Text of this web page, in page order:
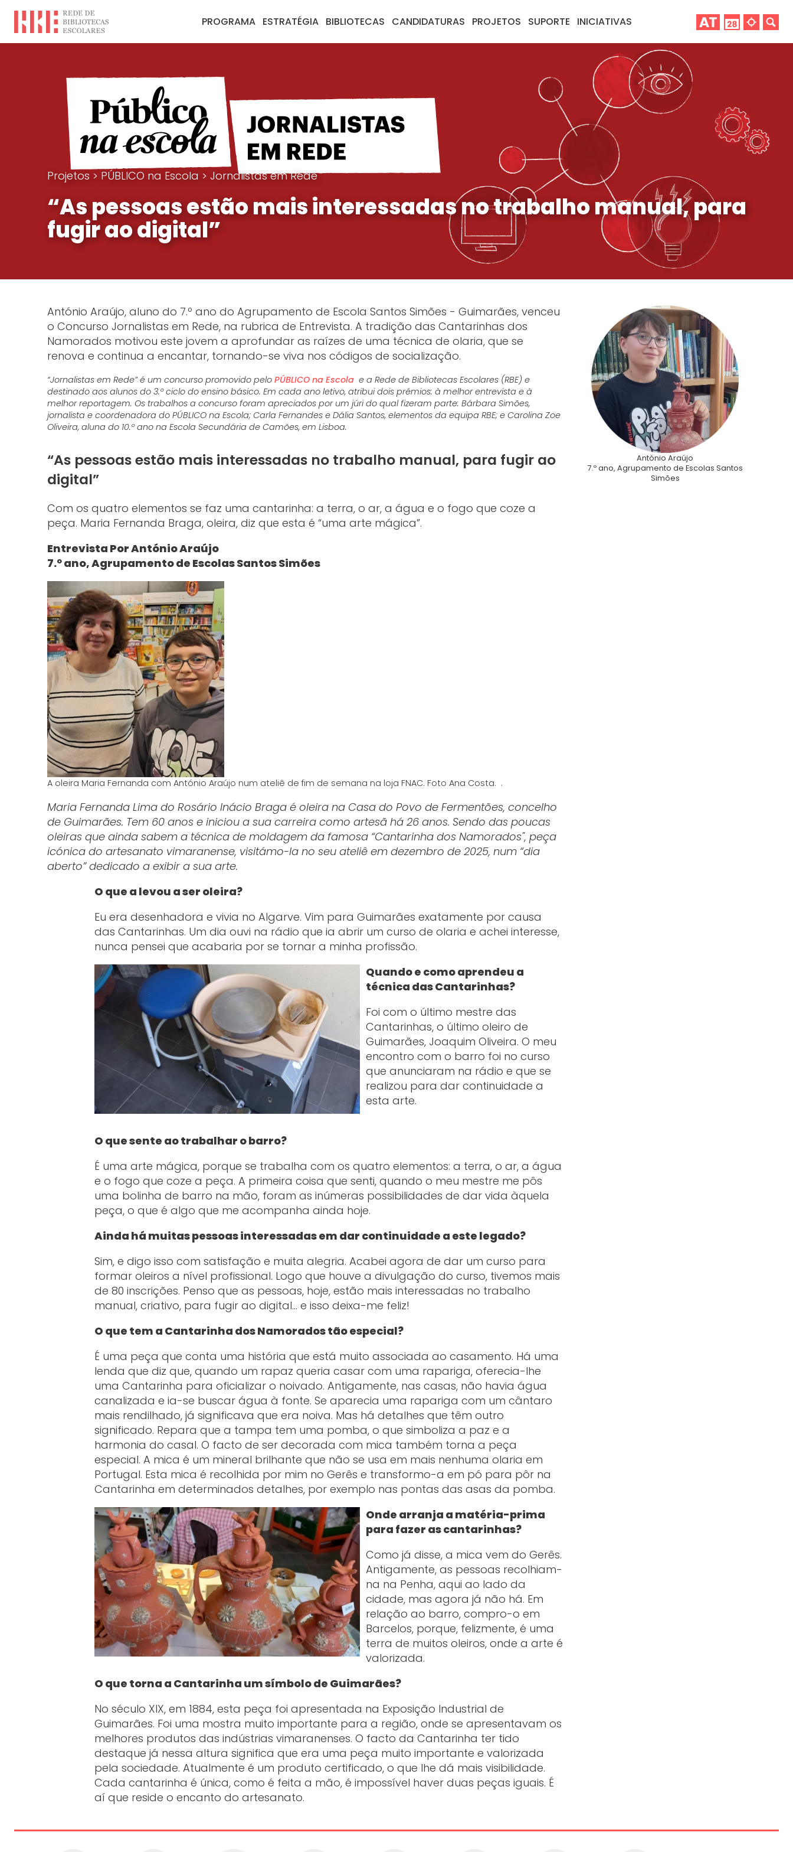
PROGRAMA ESTRATÉGIA BIBLIOTECAS CANDIDATURAS PROJETOS SUPORTE INICIATIVAS
Projetos > PÚBLICO na Escola > Jornalistas em Rede
“As pessoas estão mais interessadas no trabalho manual, para
fugir ao digital”
António Araújo, aluno do 7.º ano do Agrupamento de Escola Santos Simões - Guimarães, venceu
o Concurso Jornalistas em Rede, na rubrica de Entrevista. A tradição das Cantarinhas dos
Namorados motivou este jovem a aprofundar as raízes de uma técnica de olaria, que se
renova e continua a encantar, tornando-se viva nos códigos de socialização.
“Jornalistas em Rede” é um concurso promovido pelo PÚBLICO na Escola e a Rede de Bibliotecas Escolares (RBE) e
destinado aos alunos do 3.º ciclo do ensino básico. Em cada ano letivo, atribui dois prémios: à melhor entrevista e à
melhor reportagem. Os trabalhos a concurso foram apreciados por um júri do qual fizeram parte: Bárbara Simões,
jornalista e coordenadora do PÚBLICO na Escola; Carla Fernandes e Dália Santos, elementos da equipa RBE; e Carolina Zoe
Oliveira, aluna do 10.º ano na Escola Secundária de Camões, em Lisboa.
“As pessoas estão mais interessadas no trabalho manual, para fugir ao
digital”
Com os quatro elementos se faz uma cantarinha: a terra, o ar, a água e o fogo que coze a
peça. Maria Fernanda Braga, oleira, diz que esta é “uma arte mágica”.
Entrevista Por António Araújo
7.º ano, Agrupamento de Escolas Santos Simões
A oleira Maria Fernanda com António Araújo num ateliê de fim de semana na loja FNAC. Foto Ana Costa. .
Maria Fernanda Lima do Rosário Inácio Braga é oleira na Casa do Povo de Fermentões, concelho
de Guimarães. Tem 60 anos e iniciou a sua carreira como artesã há 26 anos. Sendo das poucas
oleiras que ainda sabem a técnica de moldagem da famosa “Cantarinha dos Namorados", peça
icónica do artesanato vimaranense, visitámo-la no seu ateliê em dezembro de 2025, num “dia
aberto” dedicado a exibir a sua arte.
O que a levou a ser oleira?
Eu era desenhadora e vivia no Algarve. Vim para Guimarães exatamente por causa
das Cantarinhas. Um dia ouvi na rádio que ia abrir um curso de olaria e achei interesse,
nunca pensei que acabaria por se tornar a minha profissão.
Quando e como aprendeu a
técnica das Cantarinhas?
Foi com o último mestre das
Cantarinhas, o último oleiro de
Guimarães, Joaquim Oliveira. O meu
encontro com o barro foi no curso
que anunciaram na rádio e que se
realizou para dar continuidade a
esta arte.
O que sente ao trabalhar o barro?
É uma arte mágica, porque se trabalha com os quatro elementos: a terra, o ar, a água
e o fogo que coze a peça. A primeira coisa que senti, quando o meu mestre me pôs
uma bolinha de barro na mão, foram as inúmeras possibilidades de dar vida àquela
peça, o que é algo que me acompanha ainda hoje.
Ainda há muitas pessoas interessadas em dar continuidade a este legado?
Sim, e digo isso com satisfação e muita alegria. Acabei agora de dar um curso para
formar oleiros a nível profissional. Logo que houve a divulgação do curso, tivemos mais
de 80 inscrições. Penso que as pessoas, hoje, estão mais interessadas no trabalho
manual, criativo, para fugir ao digital… e isso deixa-me feliz!
O que tem a Cantarinha dos Namorados tão especial?
É uma peça que conta uma história que está muito associada ao casamento. Há uma
lenda que diz que, quando um rapaz queria casar com uma rapariga, oferecia-lhe
uma Cantarinha para oficializar o noivado. Antigamente, nas casas, não havia água
canalizada e ia-se buscar água à fonte. Se aparecia uma rapariga com um cântaro
mais rendilhado, já significava que era noiva. Mas há detalhes que têm outro
significado. Repara que a tampa tem uma pomba, o que simboliza a paz e a
harmonia do casal. O facto de ser decorada com mica também torna a peça
especial. A mica é um mineral brilhante que não se usa em mais nenhuma olaria em
Portugal. Esta mica é recolhida por mim no Gerês e transformo-a em pó para pôr na
Cantarinha em determinados detalhes, por exemplo nas pontas das asas da pomba.
Onde arranja a matéria-prima
para fazer as cantarinhas?
Como já disse, a mica vem do Gerês.
Antigamente, as pessoas recolhiam-
na na Penha, aqui ao lado da
cidade, mas agora já não há. Em
relação ao barro, compro-o em
Barcelos, porque, felizmente, é uma
terra de muitos oleiros, onde a arte é
valorizada.
O que torna a Cantarinha um símbolo de Guimarães?
No século XIX, em 1884, esta peça foi apresentada na Exposição Industrial de
Guimarães. Foi uma mostra muito importante para a região, onde se apresentavam os
melhores produtos das indústrias vimaranenses. O facto da Cantarinha ter tido
destaque já nessa altura significa que era uma peça muito importante e valorizada
pela sociedade. Atualmente é um produto certificado, o que lhe dá mais visibilidade.
Cada cantarinha é única, como é feita a mão, é impossível haver duas peças iguais. É
aí que reside o encanto do artesanato.
António Araújo
7.º ano, Agrupamento de Escolas Santos
Simões